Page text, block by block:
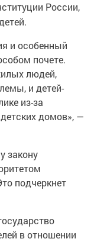
России,
и особенный
почете.
людей,
и детей-
из-за
домов», —
закону
подчеркнет
в отношении